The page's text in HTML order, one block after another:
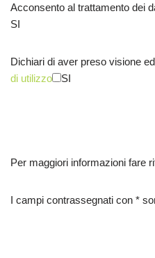
Acconsento al trattamento dei
SI
Dichiari di aver preso visione
di utilizzo
SI
Per maggiori informazioni fare
I campi contrassegnati con *